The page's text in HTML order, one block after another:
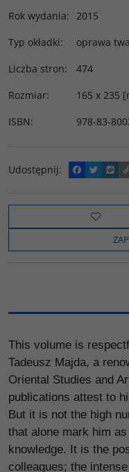
Rok wydania: 2015
Typ okładki:
oprawa
Liczba stron:
474
Rozmiar:
165 x 235
ISBN: 978-83-
Udostępnij:
F
a
e
o
k
T
w
t
t
e
W
y
o
i
This volume is
Tadeusz Majda, a
Oriental Studies and
publications attest to
But it is not the high
that alone mark him
knowledge. It is the
colleagues; the